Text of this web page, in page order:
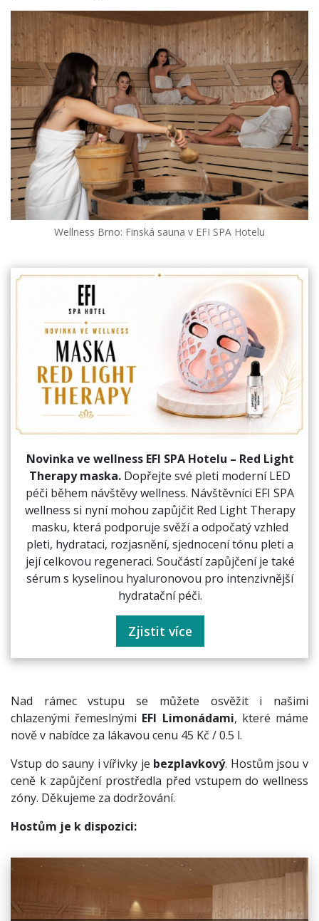
Wellness Brno: Finská sauna v EFI SPA Hotelu
Novinka ve wellness EFI SPA Hotelu – Red Light
Therapy maska. Dopřejte své pleti moderní LED
péči během návštěvy wellness. Návštěvníci EFI SPA
wellness si nyní mohou zapůjčit Red Light Therapy
masku, která podporuje svěží a odpočatý vzhled
pleti, hydrataci, rozjasnění, sjednocení tónu pleti a
její celkovou regeneraci. Součástí zapůjčení je také
sérum s kyselinou hyaluronovou pro intenzivnější
hydratační péči.
Zjistit více
Nad rámec vstupu se můžete osvěžit i našimi
chlazenými řemeslnými EFI Limonádami, které máme
nově v nabídce za lákavou cenu 45 Kč / 0.5 l.
Vstup do sauny i vířivky je bezplavkový. Hostům jsou v
ceně k zapůjčení prostředla před vstupem do wellness
zóny. Děkujeme za dodržování.
Hostům je k dispozici: